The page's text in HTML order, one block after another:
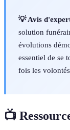
💡 Avis
solution
évolutions
essentiel de se
fois les
📺